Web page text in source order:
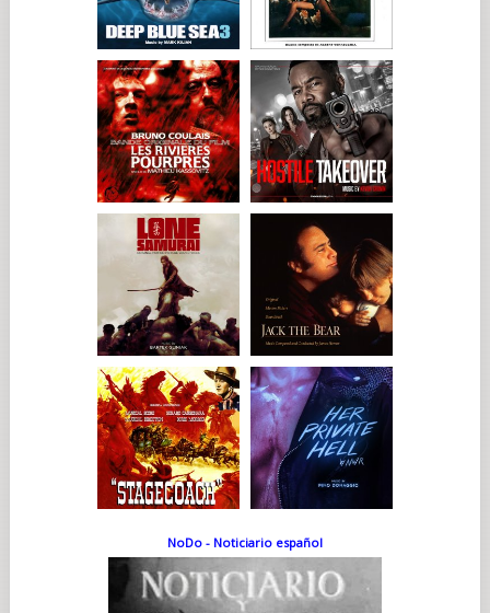
NoDo - Noticiario español